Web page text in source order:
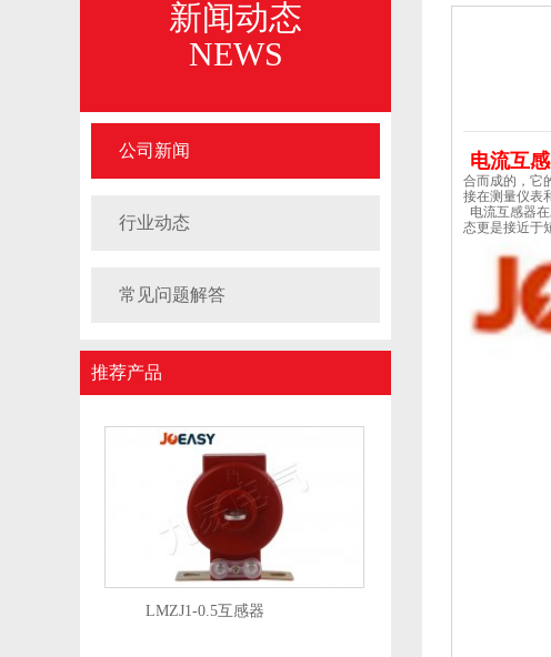
新闻动态
NEWS
公司新闻
行业动态
常见问题解答
推荐产品
LMZJ1-0.5互感器
电流互
合而成的，它
接在测量仪表
电流互感器
态更是接近于